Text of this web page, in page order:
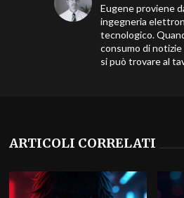
Eugene proviene
ingegneria
tecnologico.
consumo di
si può trovare al
ARTICOLI CORRELATI